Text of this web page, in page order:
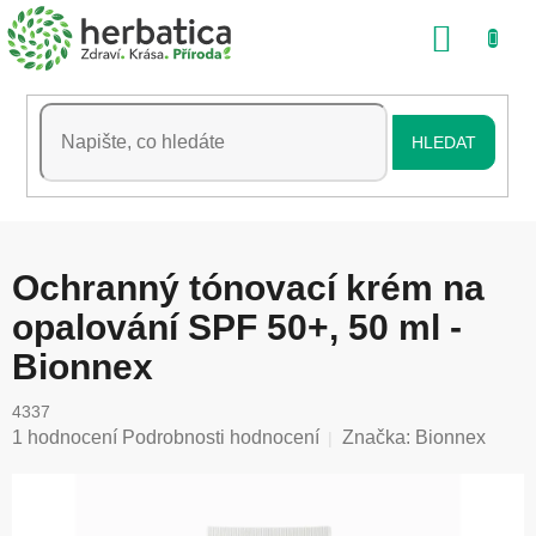
Přejít
na
obsah
HLEDAT
Ochranný tónovací krém na
opalování SPF 50+, 50 ml -
Bionnex
4337
Průměrné
1 hodnocení Podrobnosti hodnocení Značka: Bionnex